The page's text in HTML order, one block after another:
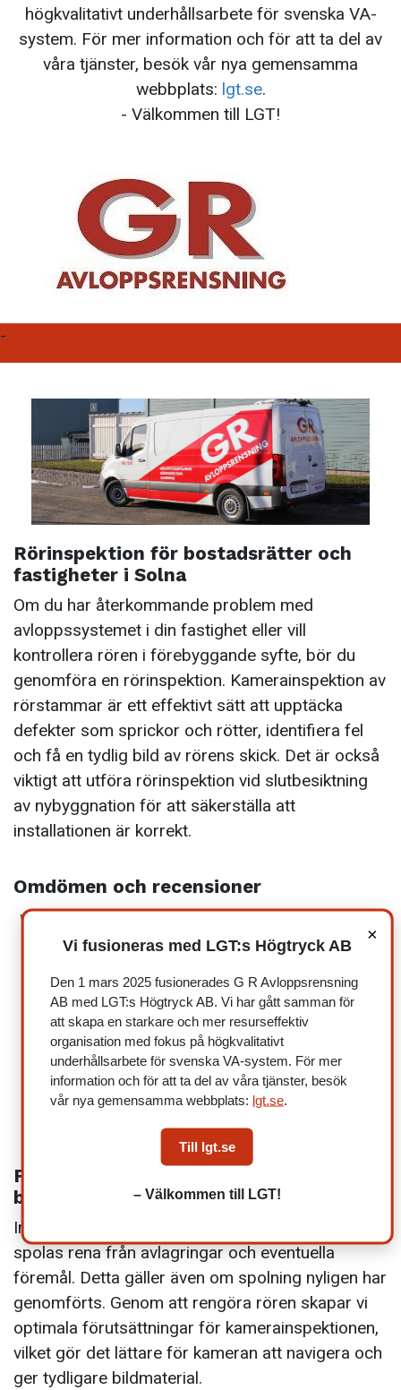
högkvalitativt underhållsarbete för svenska VA-
system. För mer information och för att ta del av
våra tjänster, besök vår nya gemensamma
webbplats: lgt.se.
- Välkommen till LGT!
-
Rörinspektion för bostadsrätter och
fastigheter i Solna
Om du har återkommande problem med
avloppssystemet i din fastighet eller vill
kontrollera rören i förebyggande syfte, bör du
genomföra en rörinspektion. Kamerainspektion av
rörstammar är ett effektivt sätt att upptäcka
defekter som sprickor och rötter, identifiera fel
och få en tydlig bild av rörens skick. Det är också
viktigt att utföra rörinspektion vid slutbesiktning
av nybyggnation för att säkerställa att
installationen är korrekt.
Omdömen och recensioner
Förberedelser inför rörinspektion av
bostadsrätt och fastighet
Innan en rörinspektion kan utföras behöver rören
spolas rena från avlagringar och eventuella
föremål. Detta gäller även om spolning nyligen har
genomförts. Genom att rengöra rören skapar vi
optimala förutsättningar för kamerainspektionen,
vilket gör det lättare för kameran att navigera och
ger tydligare bildmaterial.
×
Vi fusioneras med LGT:s Högtryck AB
Den 1 mars 2025 fusionerades G R Avloppsrensning
AB med LGT:s Högtryck AB. Vi har gått samman för
att skapa en starkare och mer resurseffektiv
organisation med fokus på högkvalitativt
underhållsarbete för svenska VA-system. För mer
information och för att ta del av våra tjänster, besök
vår nya gemensamma webbplats: lgt.se.
Till lgt.se
– Välkommen till LGT!